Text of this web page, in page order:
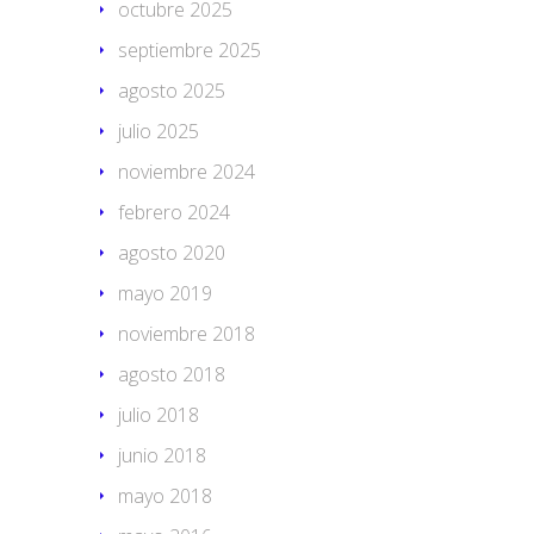
octubre 2025
septiembre 2025
agosto 2025
julio 2025
noviembre 2024
febrero 2024
agosto 2020
mayo 2019
noviembre 2018
agosto 2018
julio 2018
junio 2018
mayo 2018